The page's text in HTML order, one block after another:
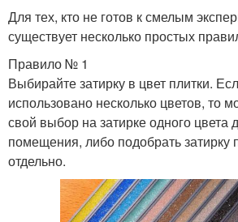
Для тех, кто не готов к смелым
существует несколько простых
Правило № 1
Выбирайте затирку в цвет плитки.
использовано несколько цветов, то
свой выбор на затирке одного цвета
помещения, либо подобрать затирку
отдельно.